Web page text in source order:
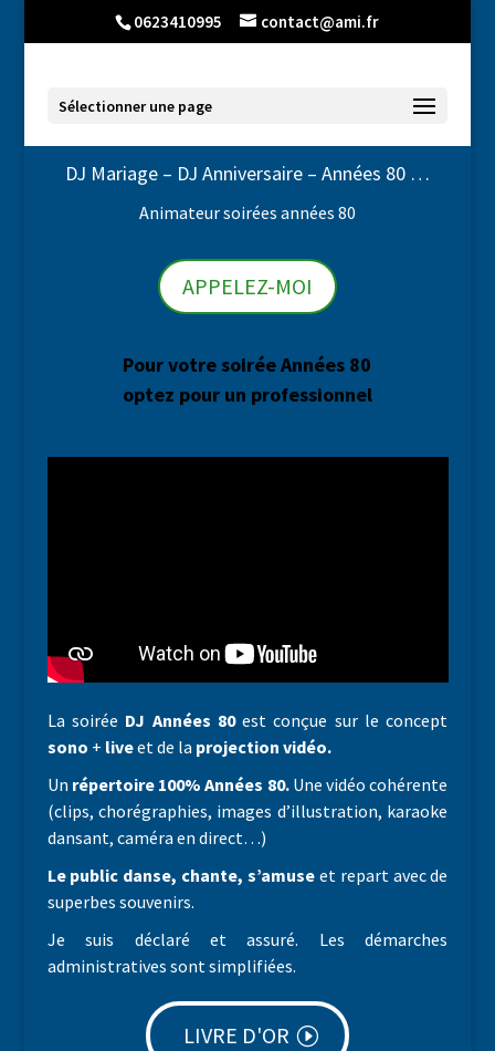
0623410995 contact@ami.fr
Sélectionner une page
DJ Mariage – DJ Anniversaire – Années 80 …
Animateur soirées années 80
APPELEZ-MOI
Pour votre soirée Années 80
optez pour un professionnel
La soirée DJ Années 80est conçue sur le concept
sono + liveet de la projection vidéo.
Un répertoire 100% Années 80. Une vidéo cohérente
(clips, chorégraphies, images d’illustration, karaoke
dansant, caméra en direct…)
Le public danse, chante, s’amuse et repart avec de
superbes souvenirs.
Je suis déclaré et assuré. Les démarches
administratives sont simplifiées.
LIVRE D'OR